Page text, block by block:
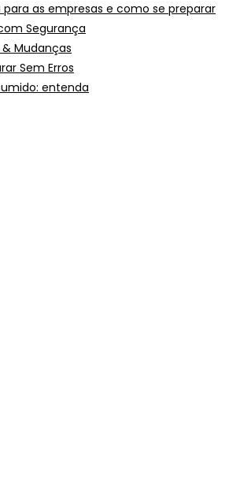
as empresas e como se preparar
Segurança
Mudanças
Sem Erros
entenda